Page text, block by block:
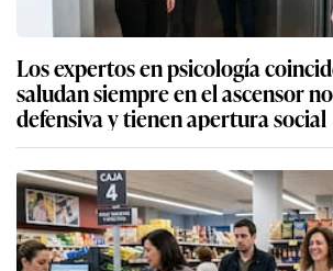
Los expertos en psicología
saludan siempre en el ascensor
defensiva y tienen apertura social